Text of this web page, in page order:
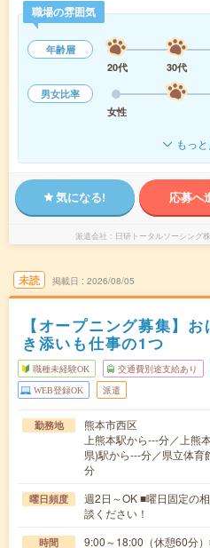
職場の雰囲気
年齢層
20代
30代
男女比率
女性
もっ
気になる! 応募へ
派遣会社 日研トータルソーシング
未読 掲載日 2026/08/05
【オープニング募集】
き添いも仕事の1つ
職種未経験OK 交通費別途支給あり
WEB登録OK 派遣
勤務地
熊本市西区
上熊本駅から---分／上熊
県)駅から---分／県立体
分
曜日頻度
週2日～OK ■曜日固定の
談ください！
時間 9:00～18:00（休憩60分